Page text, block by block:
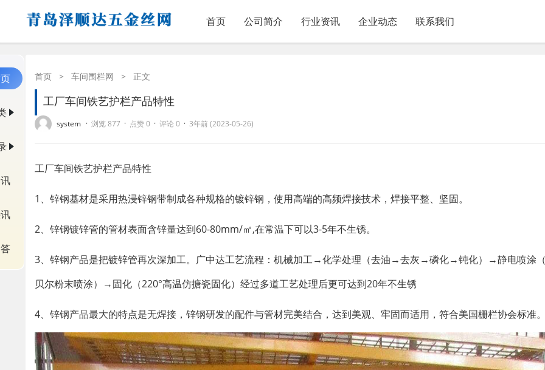
首页 公司简介 行业资讯 企业动态 联系我们
首页 > 车间围栏网 > 正文
工厂车间铁艺护栏产品特性
system · 浏览 877 · 点赞 0 · 评论 0 · 3年前 (2023-05-26)
工厂车间铁艺护栏产品特性
1、锌钢基材是采用热浸锌钢带制成各种规格的镀锌钢，使用高端的高频焊接技术，焊接平整、坚固。
2、锌钢镀锌管的管材表面含锌量达到60-80mm/㎡,在常温下可以3-5年不生锈。
3、锌钢产品是把镀锌管再次深加工。广中达工艺流程：机械加工→化学处理（去油→去灰→磷化→钝化）→静电喷涂
贝尔粉末喷涂）→固化（220°高温仿搪瓷固化）经过多道工艺处理后更可达到20年不生锈
4、锌钢产品最大的特点是无焊接，锌钢研发的配件与管材完美结合，达到美观、牢固而适用，符合美国栅栏协会标准。